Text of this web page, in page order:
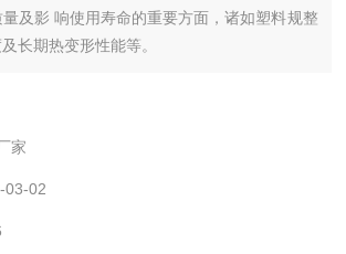
及影 响使用寿命的重要方面，诸如塑料规整
长期热变形性能等。
家
03-02